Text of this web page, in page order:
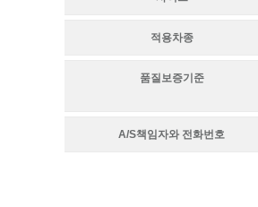
적용차종
품질보증기준
A/S책임자와 전화번호